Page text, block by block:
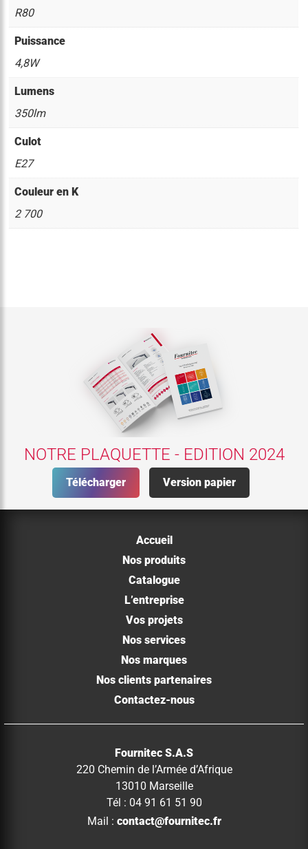
R80
Puissance
4,8W
Lumens
350lm
Culot
E27
Couleur en K
2 700
NOTRE PLAQUETTE - EDITION 2024
Télécharger Version papier
Accueil
Nos produits
Catalogue
L’entreprise
Vos projets
Nos services
Nos marques
Nos clients partenaires
Contactez-nous
Fournitec S.A.S
220 Chemin de l’Armée d’Afrique
13010 Marseille
Tél : 04 91 61 51 90
Mail : contact@fournitec.fr